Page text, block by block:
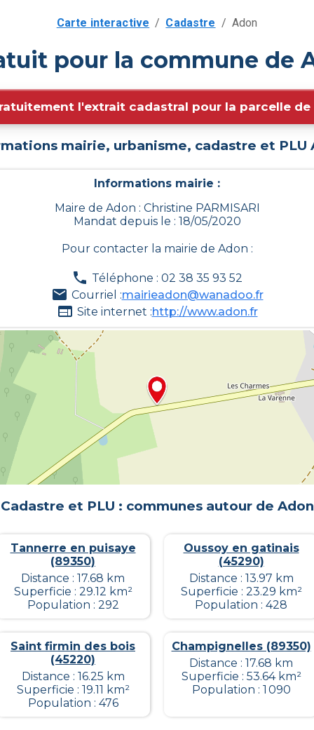
Carte interactive / Cadastre / Adon
pour la commune de
l'extrait cadastral pour la parcelle de
mairie, urbanisme, cadastre et PLU
Informations mairie :
Maire de Adon : Christine PARMISARI
Mandat depuis le : 18/05/2020
Pour contacter la mairie de Adon :
Téléphone : 02 38 35 93 52
Courriel :mairieadon@wanadoo.fr
Site internet :http://www.adon.fr
Cadastre et PLU : communes autour de Adon
Tannerre en puisaye
(89350)
Distance : 17.68 km
Superficie : 29.12 km²
Population : 292
Oussoy en gatinais
(45290)
Distance : 13.97 km
Superficie : 23.29 km²
Population : 428
Saint firmin des bois
(45220)
Distance : 16.25 km
Superficie : 19.11 km²
Population : 476
Champignelles (89350)
Distance : 17.68 km
Superficie : 53.64 km²
Population : 1 090